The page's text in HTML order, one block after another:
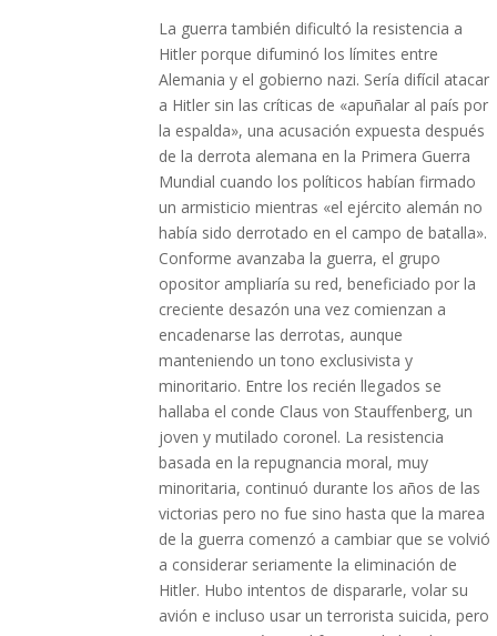
La guerra también dificultó la resistencia a
Hitler porque difuminó los límites entre
Alemania y el gobierno nazi. Sería difícil atacar
a Hitler sin las críticas de «apuñalar al país por
la espalda», una acusación expuesta después
de la derrota alemana en la Primera Guerra
Mundial cuando los políticos habían firmado
un armisticio mientras «el ejército alemán no
había sido derrotado en el campo de batalla».
Conforme avanzaba la guerra, el grupo
opositor ampliaría su red, beneficiado por la
creciente desazón una vez comienzan a
encadenarse las derrotas, aunque
manteniendo un tono exclusivista y
minoritario. Entre los recién llegados se
hallaba el conde Claus von Stauffenberg, un
joven y mutilado coronel. La resistencia
basada en la repugnancia moral, muy
minoritaria, continuó durante los años de las
victorias pero no fue sino hasta que la marea
de la guerra comenzó a cambiar que se volvió
a considerar seriamente la eliminación de
Hitler. Hubo intentos de dispararle, volar su
avión e incluso usar un terrorista suicida, pero